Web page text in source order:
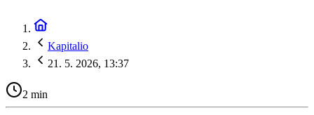
Kapitalio
21. 5. 2026, 13:37
2 min